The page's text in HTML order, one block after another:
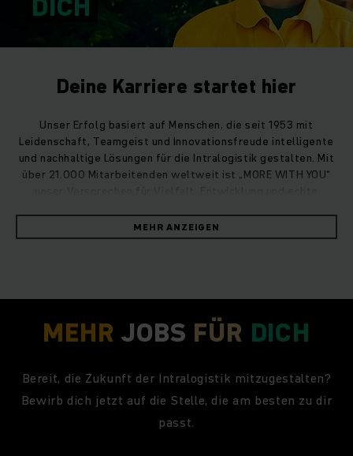
Deine Karriere startet hier
Unser Erfolg basiert auf Menschen, die seit 1953 mit
Leidenschaft, Teamgeist und Innovationsfreude intelligente
und nachhaltige Lösungen für die Intralogistik gestalten. Mit
über 21.000 Mitarbeitenden weltweit ist „MORE WITH YOU“
MEHR ANZEIGEN
MEHR JOBS FÜR DICH
Bereit, die Zukunft der Intralogistik mitzugestalten?
Bewirb dich jetzt auf die Stelle, die am besten zu dir
passt.